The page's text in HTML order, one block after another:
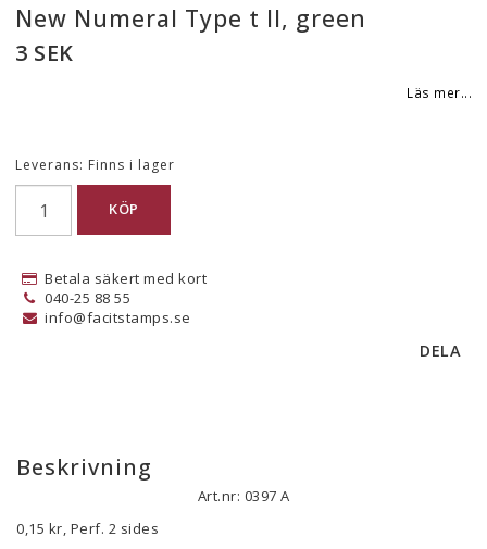
New Numeral Type t II, green
3 SEK
Läs mer...
Leverans: Finns i lager
KÖP
Betala säkert med kort
040-25 88 55
info@facitstamps.se
DELA
Beskrivning
Art.nr: 0397 A
0,15 kr, Perf. 2 sides